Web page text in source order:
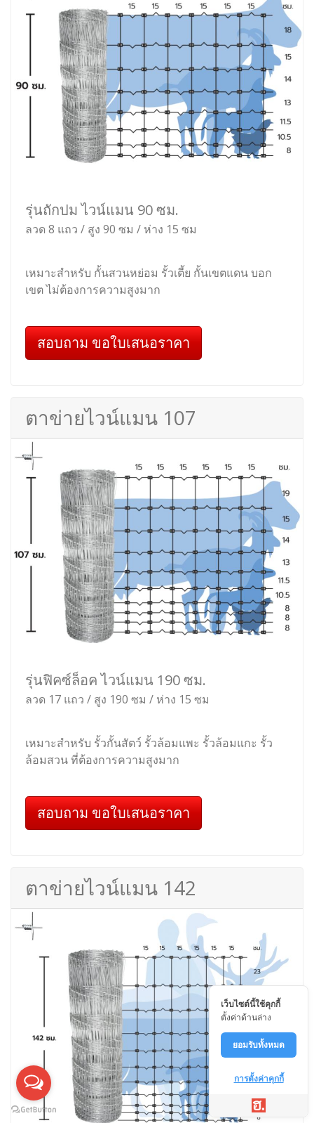
รุ่นถักปม ไวน์แมน 90 ซม.
ลวด 8 แถว / สูง 90 ซม / ห่าง 15 ซม
เหมาะสำหรับ กั้นสวนหย่อม รั้วเตี้ย กั้นเขตแดน บอก
เขต ไม่ต้องการความสูงมาก
สอบถาม ขอใบเสนอราคา
ตาข่ายไวน์แมน 107
รุ่นฟิคซ์ล็อค ไวน์แมน 190 ซม.
ลวด 17 แถว / สูง 190 ซม / ห่าง 15 ซม
เหมาะสำหรับ รั้วกั้นสัตว์ รั้วล้อมแพะ รั้วล้อมแกะ รั้ว
ล้อมสวน ที่ต้องการความสูงมาก
สอบถาม ขอใบเสนอราคา
ตาข่ายไวน์แมน 142
เว็บไซต์นี้ใช้คุกกี้
ตั้งค่าด้านล่าง
ยอมรับทั้งหมด
การตั้งค่าคุกกี้